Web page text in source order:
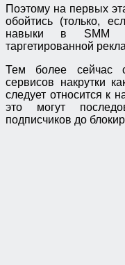
Поэтому на первых
обойтись (только,
навыки в SMM
таргетированной
Тем более сейчас
сервисов накрутки
следует относится к
это могут
подписчиков до